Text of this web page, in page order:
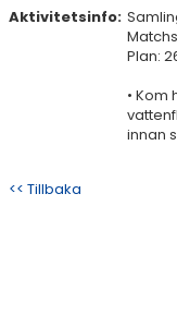
Aktivitetsinfo:
Plan:
•
innan
<< Tillbaka